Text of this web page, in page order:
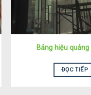
Bảng hiệu
ĐỌC TIẾP